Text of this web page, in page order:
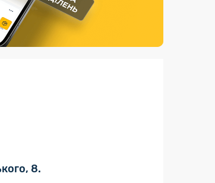
послуги
«Укрпошта Маркет»
8.